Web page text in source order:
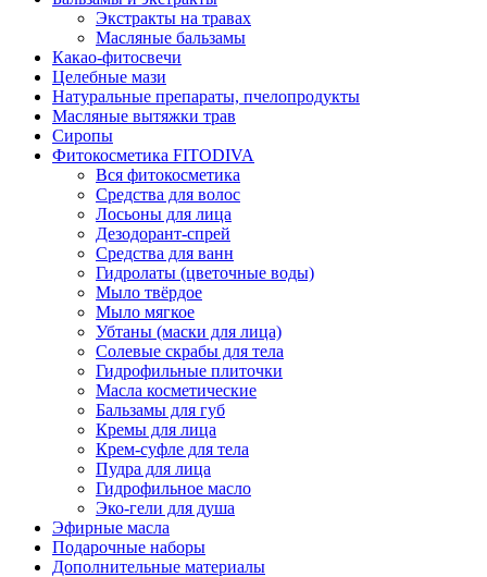
Экстракты на травах
Масляные бальзамы
Какао-фитосвечи
Целебные мази
Натуральные препараты, пчелопродукты
Масляные вытяжки трав
Сиропы
Фитокосметика FITODIVA
Вся фитокосметика
Средства для волос
Лосьоны для лица
Дезодорант-спрей
Средства для ванн
Гидролаты (цветочные воды)
Мыло твёрдое
Мыло мягкое
Убтаны (маски для лица)
Солевые скрабы для тела
Гидрофильные плиточки
Масла косметические
Бальзамы для губ
Кремы для лица
Крем-суфле для тела
Пудра для лица
Гидрофильное масло
Эко-гели для душа
Эфирные масла
Подарочные наборы
Дополнительные материалы